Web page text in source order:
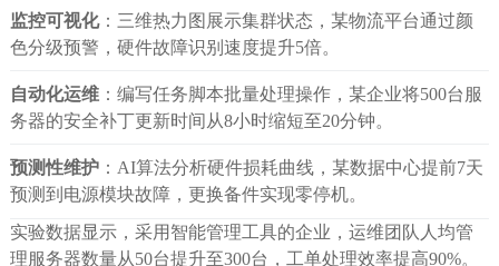
监控可视化：三维热力图展示集群状态，某物流平台通过颜
色分级预警，硬件故障识别速度提升5倍。
自动化运维：编写任务脚本批量处理操作，某企业将500台服
务器的安全补丁更新时间从8小时缩短至20分钟。
预测性维护：AI算法分析硬件损耗曲线，某数据中心提前7天
预测到电源模块故障，更换备件实现零停机。
实验数据显示，采用智能管理工具的企业，运维团队人均管
理服务器数量从50台提升至300台，工单处理效率提高90%。